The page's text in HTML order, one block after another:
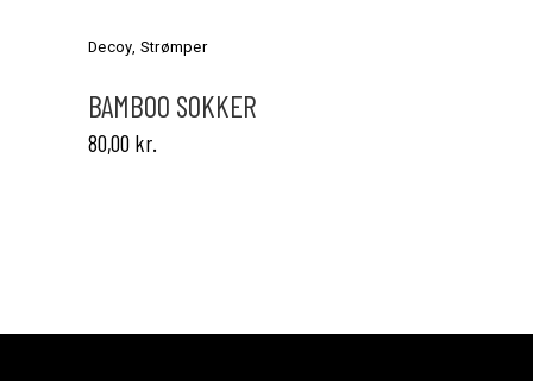
varianter.
Mulighederne
kan
Decoy, Strømper
BAMBOO SOKKER
80,00 kr.